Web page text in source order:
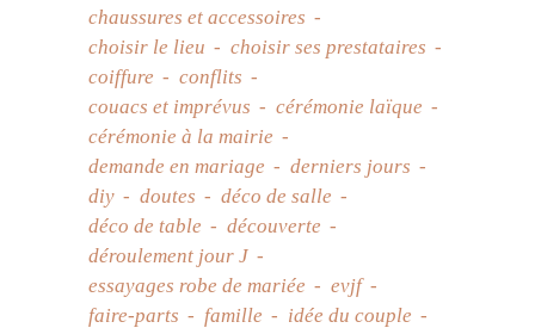
chaussures et accessoires
choisir le lieu
choisir ses prestataires
coiffure
conflits
couacs et imprévus
cérémonie laïque
cérémonie à la mairie
demande en mariage
derniers jours
diy
doutes
déco de salle
déco de table
découverte
déroulement jour J
essayages robe de mariée
evjf
faire-parts
famille
idée du couple